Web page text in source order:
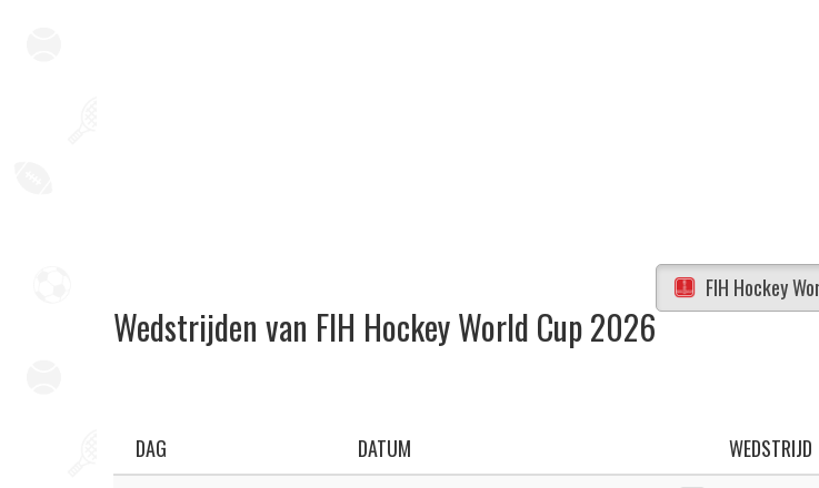
Wedstrijden van FIH Hockey World Cup 2026
FIH Hockey
DAG DATUM WEDSTRIJD